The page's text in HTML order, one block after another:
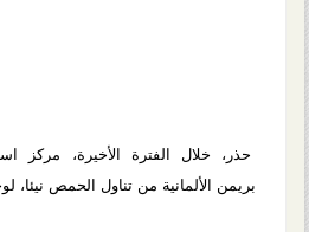
حذر، خلال الفترة الأخيرة، مركز
بريمن الألمانية من تناول الحمص نيئا،